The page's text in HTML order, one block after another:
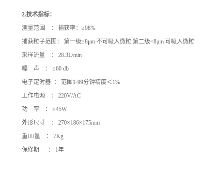
2.技术指标：
测量范围 ： 捕获率：≥98%
捕获粒子范围： 第一级≥8μm 不可吸入微粒,第二级<8μm 可吸入微粒
采样流量 ： 28.3L/min
噪 声 ： ≤60 db
电子定时器 ： 范围1-99分钟精度＜1%
工作电源 ： 220V/AC
功 率 ： ≤45W
外形尺寸 ： 270×186×175mm
重量 ： 7Kg
保修期 ： 1年